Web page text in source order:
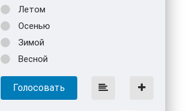
Летом
Осенью
Зимой
Весной
Голосовать